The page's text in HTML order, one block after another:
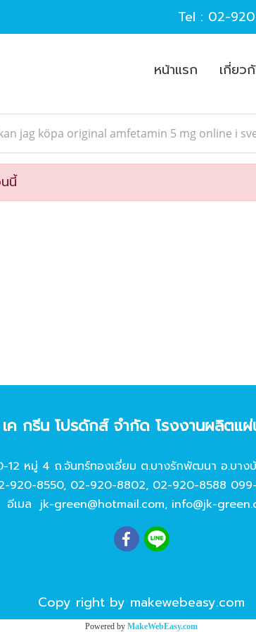
Tel : 02-
หน้าแรก เกี่ยว
jag köpa original amfetamin 5 mg online i
นี้
ค กรีน โปรดักส์ จํากัด โรงงานผลิตแ
12 หมู่ 4 ถ.จันทร์ทองเอี่ยม ต.บางรักพัฒนา อ.บางบั
920-8550, 02-920-8802, 02-920-8588
อีเมล jk-green@hotmail.com, info@jk-
Copy right by makewebeasy.com
Powered by MakeWebEasy.com